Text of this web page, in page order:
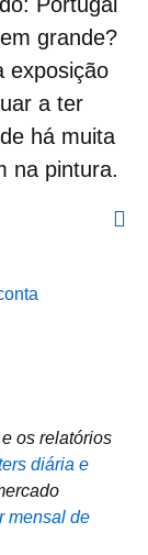
Portugal
grande?
exposição
a ter
há muita
na pintura.
os relatórios
diária e
mensal de